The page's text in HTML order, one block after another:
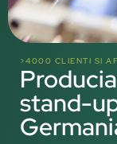
>4000 CLIENTI SI
stand-